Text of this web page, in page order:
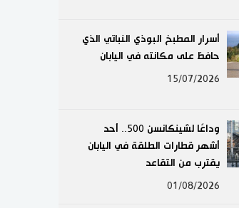
أسرار المطبخ البوذي النباتي الذي
حافظ على مكانته في اليابان
15/07/2026
وداعًا لشينكانسن 500.. أحد
أشهر قطارات الطلقة في اليابان
يقترب من التقاعد
01/08/2026